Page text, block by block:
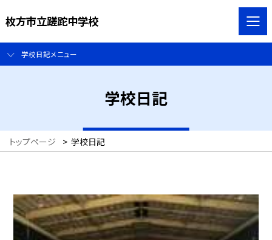
枚方市立蹉跎中学校
学校日記メニュー
学校日記
トップページ > 学校日記